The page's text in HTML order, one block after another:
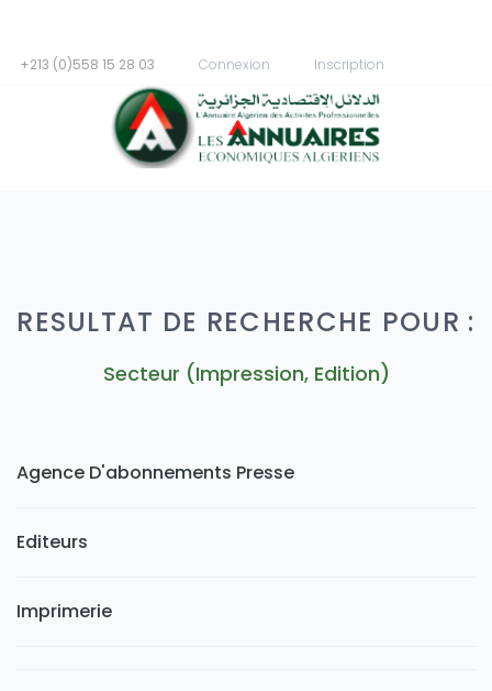
+213 (0)558 15 28 03 Connexion Inscription
RESULTAT DE RECHERCHE POUR :
Secteur (Impression, Edition)
Agence D'abonnements Presse
Editeurs
Imprimerie